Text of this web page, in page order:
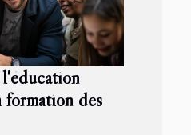
formation des